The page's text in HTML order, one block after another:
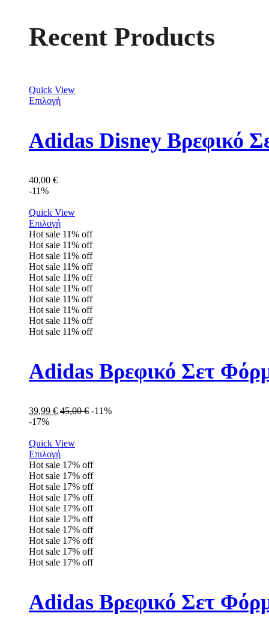
Recent Products
Quick View
Επιλογή
Adidas Disney Βρεφικό
40,00 €
-11%
Quick View
Επιλογή
Hot sale 11% off
Hot sale 11% off
Hot sale 11% off
Hot sale 11% off
Hot sale 11% off
Hot sale 11% off
Hot sale 11% off
Hot sale 11% off
Hot sale 11% off
Hot sale 11% off
Adidas Βρεφικό Σετ
39,99 € 45,00€ -11%
-17%
Quick View
Επιλογή
Hot sale 17% off
Hot sale 17% off
Hot sale 17% off
Hot sale 17% off
Hot sale 17% off
Hot sale 17% off
Hot sale 17% off
Hot sale 17% off
Hot sale 17% off
Hot sale 17% off
Adidas Βρεφικό Σετ